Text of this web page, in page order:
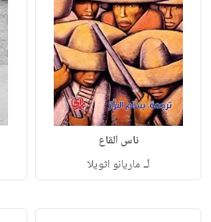
ناس القاع
لـ ماريانو اثويلا